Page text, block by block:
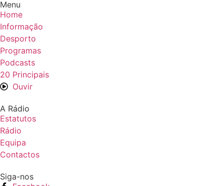
Menu
Home
Informação
Desporto
Programas
Podcasts
20 Principais
Ouvir
A Rádio
Estatutos
Rádio
Equipa
Contactos
Siga-nos